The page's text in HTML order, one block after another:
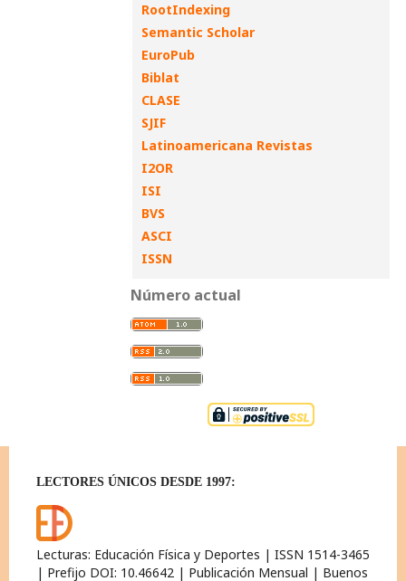
RootIndexing
Semantic Scholar
EuroPub
Biblat
CLASE
SJIF
Latinoamericana Revistas
I2OR
ISI
BVS
ASCI
ISSN
Número actual
LECTORES ÚNICOS DESDE 1997:
Lecturas: Educación Física y Deportes | ISSN 1514-3465
| Prefijo DOI: 10.46642 | Publicación Mensual | Buenos